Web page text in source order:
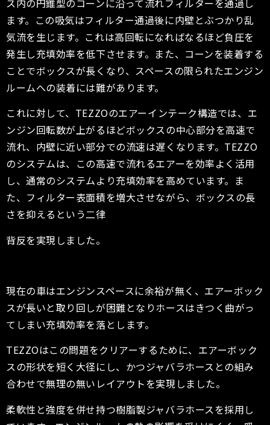
ス内の円錐型のコーンに沿って流れフィルターを通過し
ます。この吸気はフィルター通過後に内壁とぶつかり乱
気流を生じます。これは高回転になればなるほど負圧を
発生し充填効率を低下させます。また、コーンを装着する
ことでボックスが長くなり、スペースの限られたエンジン
ルームへの装着には難があります。
これに対して、TEZZOのエアーインテーク構造では、エ
ンジン回転数が上がるほどボックスの中心部分を高速で
流れ、内壁に近い部分での流速は遅くなります。TEZZO
のシステムは、この高速で流れるエアーを効率よく活用
し、通常のシステムより充填効率を高めています。ま
た、フィルター表面積を増大させながら、ボックスの長
さを抑えるという二律
背反を実現しました。
現在の車はエンジンスペースに余裕が無く、エアーボック
スが長いと取り回しが困難となりホースはきつく曲がっ
てしまい充填効率を落とします。
TEZZOはこの問題をクリアーするために、エアーボック
スの形状を短く大径にし、かつジャバラホースとの組み
合わせで無理の無いレイアウトを実現しました。
柔軟性と強度を併せ持つ樹脂製ジャバラホースを採用し